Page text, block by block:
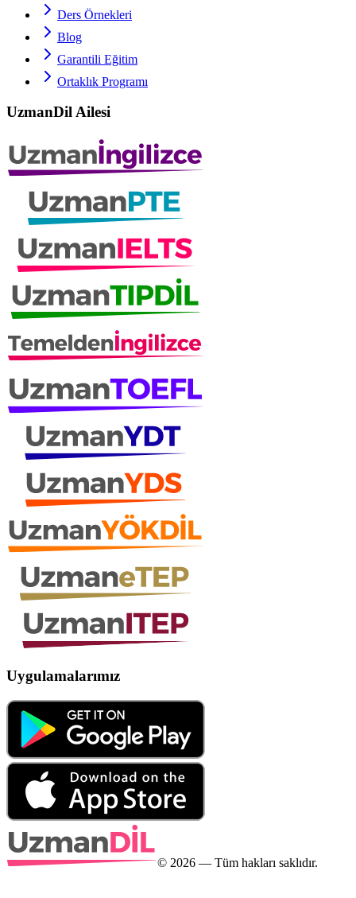
Ders Örnekleri
Blog
Garantili Eğitim
Ortaklık Programı
UzmanDil Ailesi
Uygulamalarımız
© 2026 — Tüm hakları saklıdır.